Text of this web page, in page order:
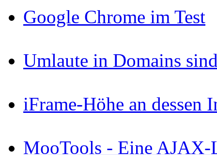
Google Chrome im Test
Umlaute in Domains
iFrame-Höhe an dessen
MooTools - Eine